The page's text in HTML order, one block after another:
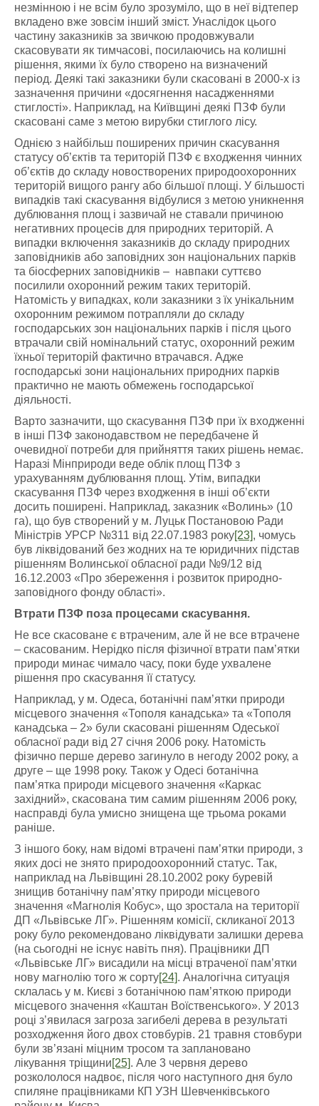
незмінною і не всім було зрозуміло, що в неї відтепер
вкладено вже зовсім інший зміст. Унаслідок цього
частину заказників за звичкою продовжували
скасовувати як тимчасові, посилаючись на колишні
рішення, якими їх було створено на визначений
період. Деякі такі заказники були скасовані в 2000-х із
зазначення причини «досягнення насадженнями
стиглості». Наприклад, на Київщині деякі ПЗФ були
скасовані саме з метою вирубки стиглого лісу.
Однією з найбільш поширених причин скасування
статусу об’єктів та територій ПЗФ є входження чинних
об’єктів до складу новостворених природоохоронних
територій вищого рангу або більшої площі. У більшості
випадків такі скасування відбулися з метою уникнення
дублювання площ і зазвичай не ставали причиною
негативних процесів для природних територій. А
випадки включення заказників до складу природних
заповідників або заповідних зон національних парків
та біосферних заповідників – навпаки суттєво
посилили охоронний режим таких територій.
Натомість у випадках, коли заказники з їх унікальним
охоронним режимом потрапляли до складу
господарських зон національних парків і після цього
втрачали свій номінальний статус, охоронний режим
їхньої територій фактично втрачався. Адже
господарські зони національних природних парків
практично не мають обмежень господарської
діяльності.
Варто зазначити, що скасування ПЗФ при їх входженні
в інші ПЗФ законодавством не передбачене й
очевидної потреби для прийняття таких рішень немає.
Наразі Мінприроди веде облік площ ПЗФ з
урахуванням дублювання площ. Утім, випадки
скасування ПЗФ через входження в інші об’єкти
досить поширені. Наприклад, заказник «Волинь» (10
га), що був створений у м. Луцьк Постановою Ради
Міністрів УРСР №311 від 22.07.1983 року[23], чомусь
був ліквідований без жодних на те юридичних підстав
рішенням Волинської обласної ради №9/12 від
16.12.2003 «Про збереження і розвиток природно-
заповідного фонду області».
Втрати ПЗФ поза процесами скасування.
Не все скасоване є втраченим, але й не все втрачене
– скасованим. Нерідко після фізичної втрати пам’ятки
природи минає чимало часу, поки буде ухвалене
рішення про скасування її статусу.
Наприклад, у м. Одеса, ботанічні пам’ятки природи
місцевого значення «Тополя канадська» та «Тополя
канадська – 2» були скасовані рішенням Одеської
обласної ради від 27 січня 2006 року. Натомість
фізично перше дерево загинуло в негоду 2002 року, а
друге – ще 1998 року. Також у Одесі ботанічна
пам’ятка природи місцевого значення «Каркас
західний», скасована тим самим рішенням 2006 року,
насправді була умисно знищена ще трьома роками
раніше.
З іншого боку, нам відомі втрачені пам’ятки природи, з
яких досі не знято природоохоронний статус. Так,
наприклад на Львівщині 28.10.2002 року буревій
знищив ботанічну пам’ятку природи місцевого
значення «Магнолія Кобус», що зростала на території
ДП «Львівське ЛГ». Рішенням комісії, скликаної 2013
року було рекомендовано ліквідувати залишки дерева
(на сьогодні не існує навіть пня). Працівники ДП
«Львівське ЛГ» висадили на місці втраченої пам’ятки
нову магнолію того ж сорту[24]. Аналогічна ситуація
склалась у м. Києві з ботанічною пам’яткою природи
місцевого значення «Каштан Воїственського». У 2013
році з’явилася загроза загибелі дерева в результаті
розходження його двох стовбурів. 21 травня стовбури
були зв’язані міцним тросом та заплановано
лікування тріщини[25]. Але 3 червня дерево
розкололося надвоє, після чого наступного дня було
спиляне працівниками КП УЗН Шевченківського